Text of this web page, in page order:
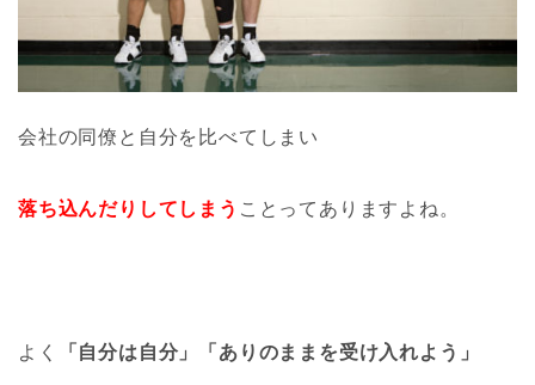
会社の同僚と自分を比べてしまい
落ち込んだりしてしまう ことってありますよね。
よく 「自分は自分」「ありのままを受け入れよう」